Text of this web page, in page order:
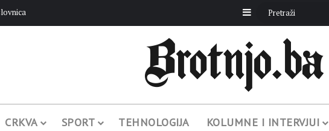
Sidebar
CRKVA SPORT TEHNOLOGIJA KOLUMNE I INTERVJUI